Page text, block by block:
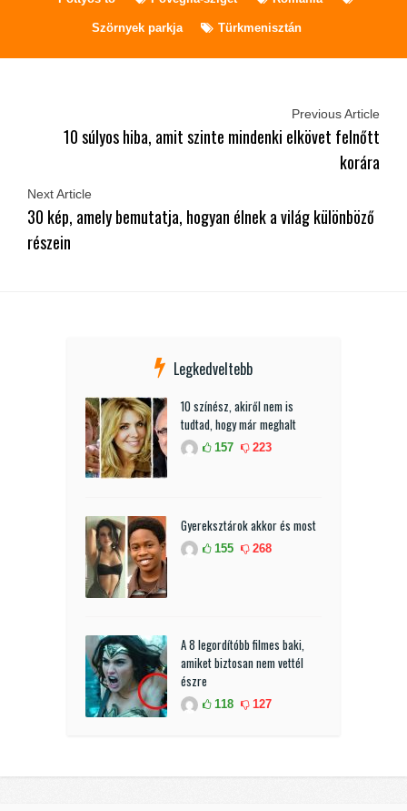
Szörnyek parkja Türkmenisztán
Previous Article
10 súlyos hiba, amit szinte mindenki elkövet felnőtt
korára
Next Article
30 kép, amely bemutatja, hogyan élnek a világ különböző
részein
Legkedveltebb
10 színész, akiről nem is
tudtad, hogy már meghalt
157 223
Gyereksztárok akkor és most
155 268
A 8 legordítóbb filmes baki,
amiket biztosan nem vettél
észre
118 127